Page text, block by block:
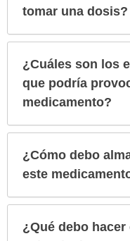
tomar una dosis?
¿Cuáles son los
que podría
medicamento?
¿Cómo debo
este
¿Qué debo